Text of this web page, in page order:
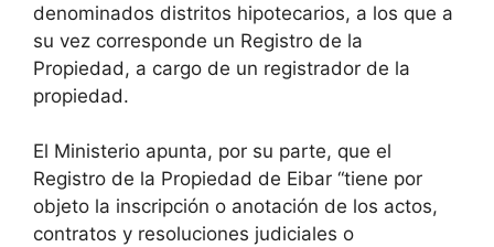
denominados distritos hipotecarios, a los que a
su vez corresponde un Registro de la
Propiedad, a cargo de un registrador de la
propiedad.
El Ministerio apunta, por su parte, que el
Registro de la Propiedad de Eibar “tiene por
objeto la inscripción o anotación de los actos,
contratos y resoluciones judiciales o